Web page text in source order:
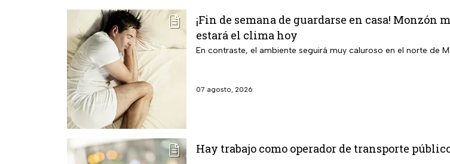
¡Fin de semana de guardarse en casa!
estará el clima hoy
En contraste, el ambiente seguirá muy caluroso en el norte de
07 agosto, 2026
Hay trabajo como operador de transporte